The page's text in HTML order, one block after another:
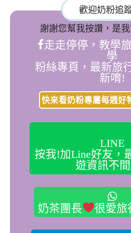
歡迎奶粉追
謝謝您幫我按讚，是我
走走停停，教學
學
粉絲專頁，最新旅
新唷!
快來看奶粉專屬每週好
LINE
按我!加Line好友，
遊資訊不
奶茶團長 很愛旅